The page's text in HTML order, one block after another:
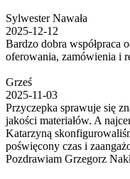
Sylwester Nawała
2025-12-12
Bardzo dobra współpraca
oferowania, zamówienia i
Grześ
2025-11-03
Przyczepka sprawuje się
jakości materiałów. A
Katarzyną
poświęcony czas i
Pozdrawiam Grzegorz